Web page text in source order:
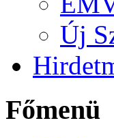
Új
Főmenü